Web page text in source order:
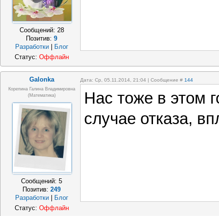
Сообщений: 28
Позитив:9
Разработки
Блог
Статус: Оффлайн
Galonka Дата: Ср, 05.11.2014, 21:04 | Сообщение # 144
Корепина Галина Владимировна
(математика)
Сообщений:5
Позитив:249
Разработки
Блог
Нас тоже в этом
случае отказа,
Статус: Оффлайн